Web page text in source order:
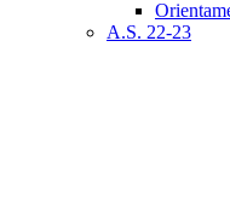
A.S. 22-23